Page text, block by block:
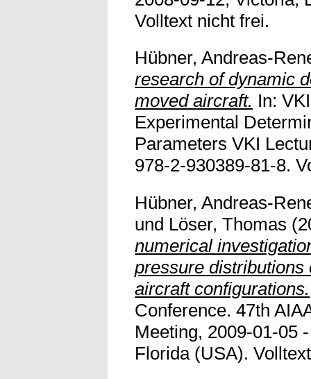
Volltext nicht frei.
Hübner, Andreas-
research of dynamic
moved aircraft. In:
Experimental
Parameters VKI
978-2-930389-81-8.
Hübner, Andreas-
und Löser, Thomas
numerical
pressure
aircraft configurations.
Conference. 47th
Meeting, 2009-01-05
Florida (USA).